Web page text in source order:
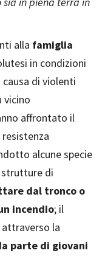
alla famiglia
in condizioni
di violenti
vicino
affrontato il
alcune specie
strutture di
dal tronco o
incendio; il
la
parte di giovani